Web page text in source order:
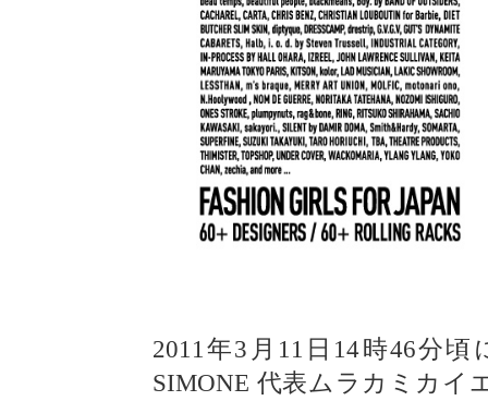
2011年3月11日14時46分
SIMONE 代表ムラカミカイ